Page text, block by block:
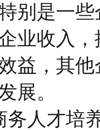
别是一
业收入
益，其
展。
务人才培